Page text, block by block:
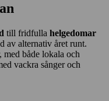
till fridfulla helgedomar
av alternativ året runt.
både lokala och
vackra sånger och